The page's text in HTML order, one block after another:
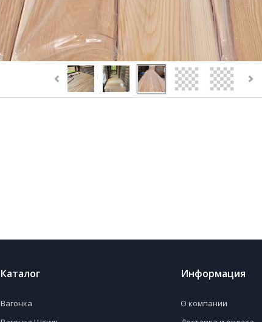
Каталог
Вагонка
Информация
О компании